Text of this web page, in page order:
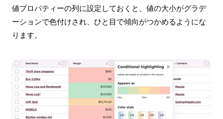
値プロパティーの列に設定しておくと、値の大小がグラデ
ーションで色付けされ、ひと目で傾向がつかめるようにな
ります。